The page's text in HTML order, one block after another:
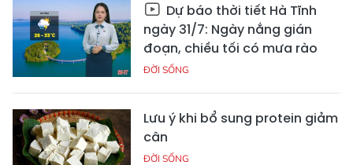
Dự báo thời tiết Hà Tĩnh
ngày 31/7: Ngày nắng gián
đoạn, chiều tối có mưa rào
ĐỜI SỐNG
Lưu ý khi bổ sung protein giảm
cân
ĐỜI SỐNG